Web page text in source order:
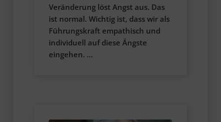
Veränderung löst Angst aus. Das
ist normal. Wichtig ist, dass wir als
Führungskraft empathisch und
individuell auf diese Ängste
eingehen. …